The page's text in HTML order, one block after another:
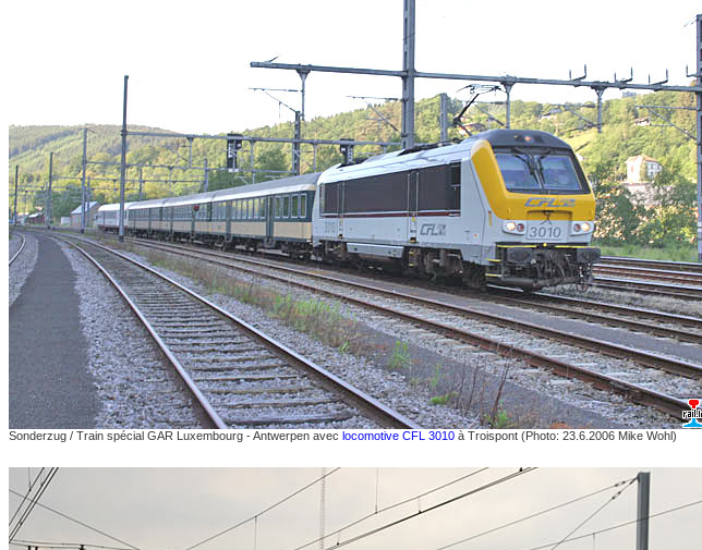
Sonderzug / Train spécial GAR Luxembourg - Antwerpen avec locomotive CFL 3010 à Troispont (Photo: 23.6.2006 Mike Wohl)